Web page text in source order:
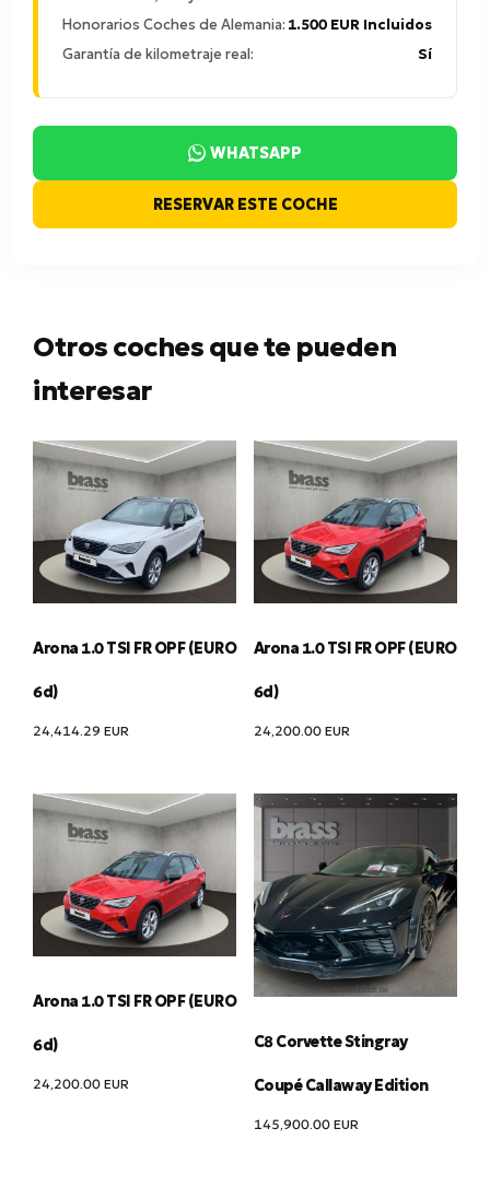
Honorarios Coches de Alemania: 1.500 EUR Incluidos
Garantía de kilometraje real:
Sí
WHATSAPP
RESERVAR ESTE COCHE
Otros coches que te pueden
interesar
Arona 1.0 TSI FR OPF (EURO
6d)
24,414.29 EUR
Arona 1.0 TSI FR OPF (EURO
6d)
24,200.00 EUR
Arona 1.0 TSI FR OPF (EURO
6d)
24,200.00 EUR
C8 Corvette Stingray
Coupé Callaway Edition
145,900.00 EUR